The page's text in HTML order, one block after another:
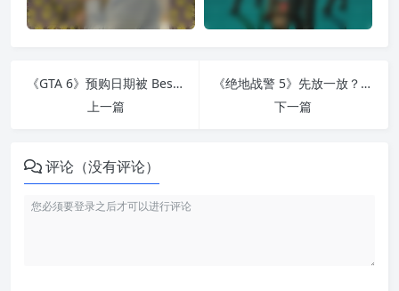
《GTA 6》预购日期被 Best Buy 泄露？第三支预告传闻再度引爆玩家期待
上一篇
《绝地战警 5》先放一放？威尔·史密斯将搭档 FBI 女特工，出演新动作片《Supermax》
下一篇
评论（没有评论）